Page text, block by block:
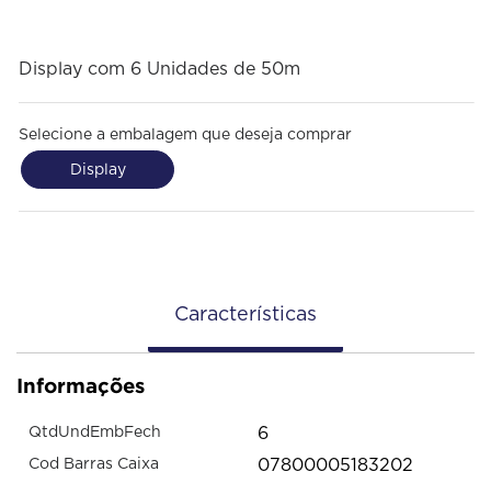
Display com 6 Unidades de 50m
Selecione a embalagem que deseja comprar
Display
Características
Informações
QtdUndEmbFech 6
Cod Barras Caixa 07800005183202